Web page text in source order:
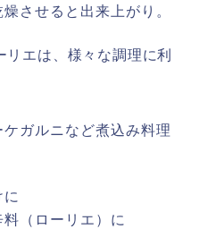
させると出来上がり。
エは、様々な調理に利
ガルニなど煮込み料理
（ローリエ）に